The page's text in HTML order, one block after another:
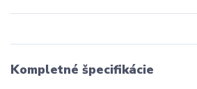
Kompletné špecifikácie